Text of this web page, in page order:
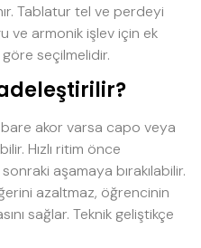
Tablatur tel ve perdeyi
ve armonik işlev için ek
seçilmelidir.
bare akor varsa capo veya
Hızlı ritim önce
aşamaya bırakılabilir.
azaltmaz, öğrencinin
sağlar. Teknik geliştikçe